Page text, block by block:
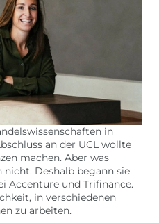
in
an der UCL wollte
machen. Aber was
nicht. Deshalb begann sie
Accenture und Trifinance.
in verschiedenen
zu arbeiten.